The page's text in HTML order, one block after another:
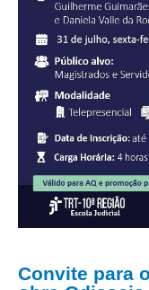
Gestão
Audiências e
Serviço de
Ouvidoria
Gestão
Licitações,
Gestão de
Convite para